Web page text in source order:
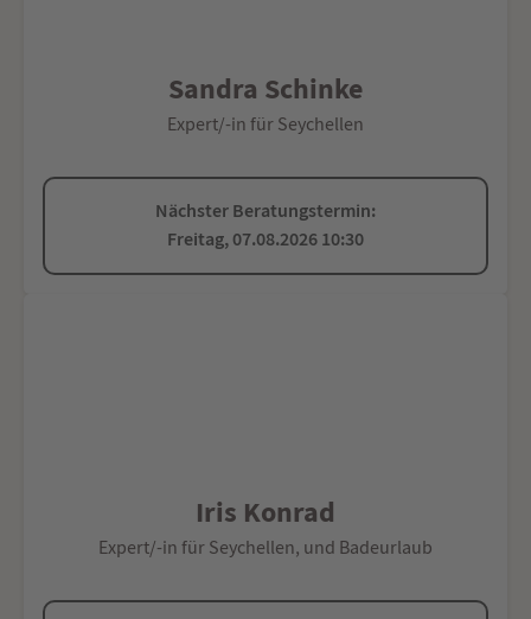
Sandra Schinke
Expert/-in für Seychellen
Nächster Beratungstermin:
Freitag, 07.08.2026 10:30
Iris Konrad
Expert/-in für Seychellen, und Badeurlaub